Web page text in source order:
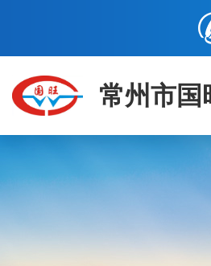
常州市国